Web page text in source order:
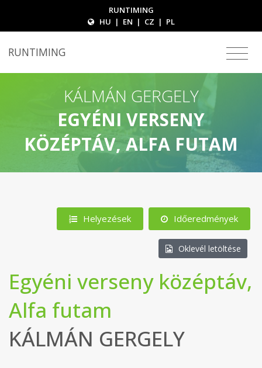
RUNTIMING
HU | EN | CZ | PL
RUNTIMING
KÁLMÁN GERGELY
EGYÉNI VERSENY
KÖZÉPTÁV, ALFA FUTAM
Helyezések Időeredmények
Oklevél letöltése
Egyéni verseny középtáv,
Alfa futam
KÁLMÁN GERGELY